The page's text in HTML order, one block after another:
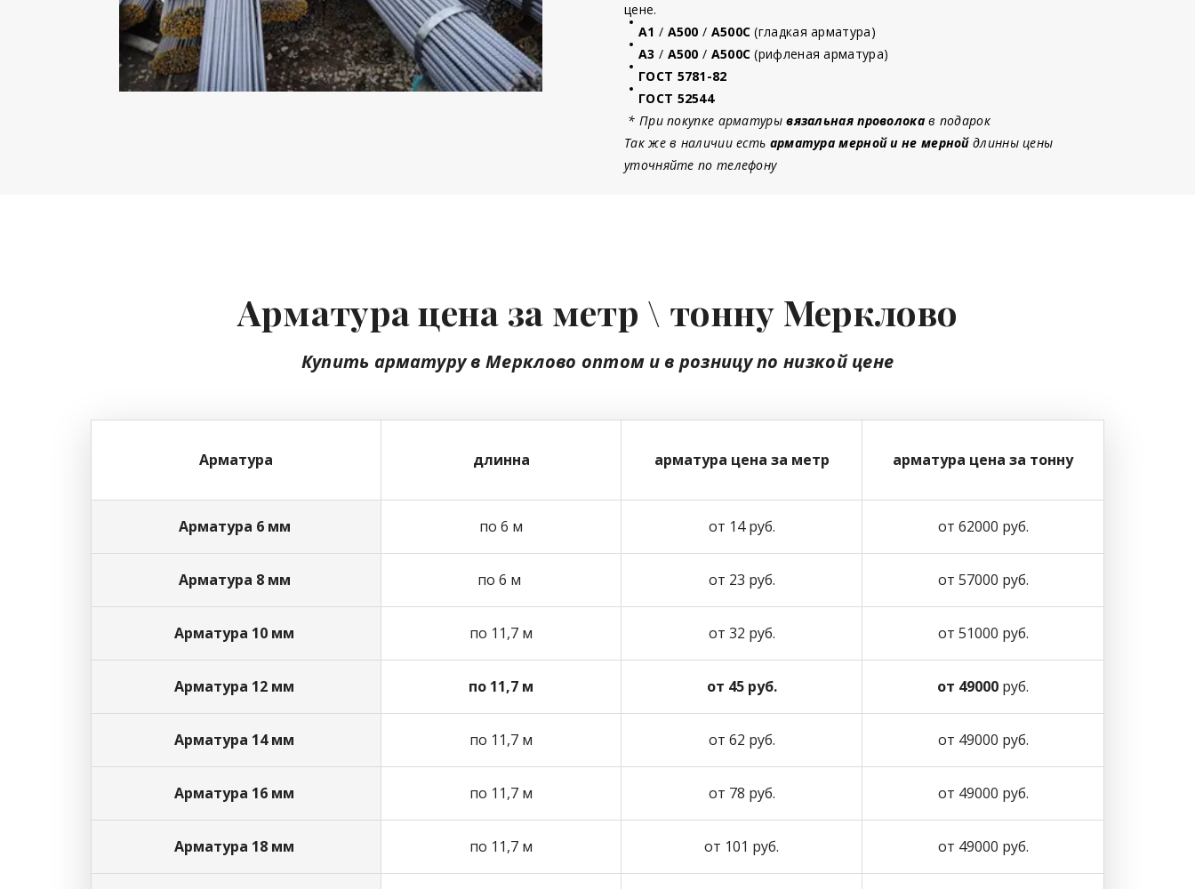
цене.
А1 / А500 / А500С (гладкая арматура)
А3 / А500 / А500С (рифленая арматура)
ГОСТ 5781-82
ГОСТ 52544
* При покупке арматурывязальная проволокав подарок
Так же в наличии есть арматура мерной и не мернойдлинны цены
уточняйте по телефону
Арматура цена за метр \ тонну Мерклово
Купить арматуру в Мерклово оптоми в розницупо низкой цене
Арматура длинна арматура цена за метр арматура цена за тонну
Арматура 6 мм по 6 м от 14 руб. от 62000 руб.
Арматура 8 мм по 6 м от 23 руб. от 57000 руб.
Арматура 10 мм по 11,7 м от 32 руб. от 51000 руб.
Арматура 12 мм по 11,7 м от 45 руб. от 49000 руб.
Арматура 14 мм по 11,7 м от 62 руб. от 49000 руб.
Арматура 16 мм по 11,7 м от 78 руб. от 49000 руб.
Арматура 18 мм по 11,7 м от 101 руб. от 49000 руб.